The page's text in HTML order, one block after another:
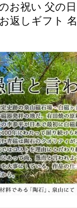
お祝い 父の
返しギフト